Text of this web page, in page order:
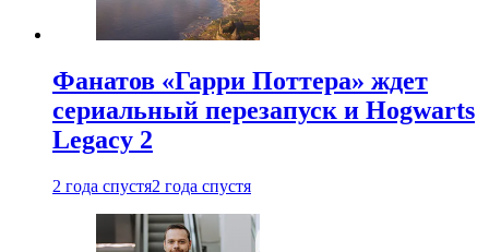
Фанатов «Гарри Поттера» ждет
сериальный перезапуск и Hogwarts
Legacy 2
2 года спустя2 года спустя